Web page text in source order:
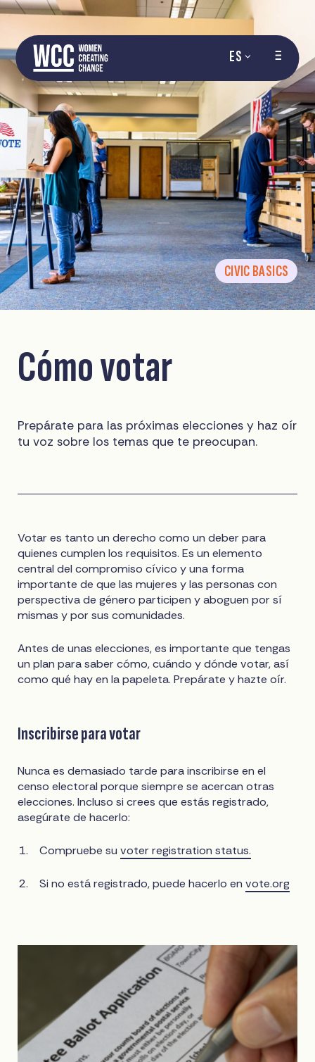
ES
CIVIC BASICS
Cómo votar
Prepárate para las próximas elecciones y haz oír
tu voz sobre los temas que te preocupan.
Votar es tanto un derecho como un deber para
quienes cumplen los requisitos. Es un elemento
central del compromiso cívico y una forma
importante de que las mujeres y las personas con
perspectiva de género participen y aboguen por sí
mismas y por sus comunidades.
Antes de unas elecciones, es importante que tengas
un plan para saber cómo, cuándo y dónde votar, así
como qué hay en la papeleta. Prepárate y hazte oír.
Inscribirse para votar
Nunca es demasiado tarde para inscribirse en el
censo electoral porque siempre se acercan otras
elecciones. Incluso si crees que estás registrado,
asegúrate de hacerlo:
Compruebe suvoter registration status.
Si no está registrado, puede hacerlo envote.org